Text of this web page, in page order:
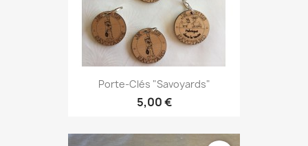
Porte-Clés "savoyards"
5,00 €